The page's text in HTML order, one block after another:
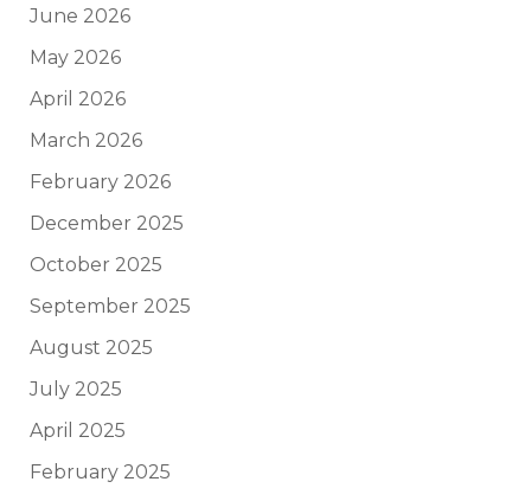
June 2026
May 2026
April 2026
March 2026
February 2026
December 2025
October 2025
September 2025
August 2025
July 2025
April 2025
February 2025